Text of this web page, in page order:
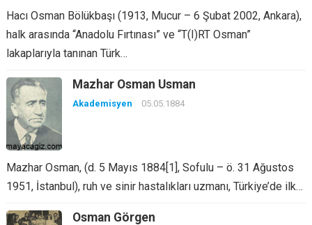
Hacı Osman Bölükbaşı (1913, Mucur – 6 Şubat 2002, Ankara),
halk arasında “Anadolu Fırtınası” ve “T(I)RT Osman”
lakaplarıyla tanınan Türk…
Mazhar Osman Usman
Akademisyen 05.05.1884
Mazhar Osman, (d. 5 Mayıs 1884[1], Sofulu – ö. 31 Ağustos
1951, İstanbul), ruh ve sinir hastalıkları uzmanı, Türkiye’de ilk…
Osman Görgen